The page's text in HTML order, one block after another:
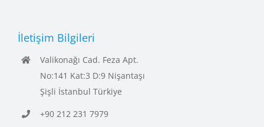
İletişim Bilgileri
Valikonağı Cad. Feza Apt.
No:141 Kat:3 D:9 Nişantaşı
Şişli İstanbul Türkiye
+90 212 231 7979